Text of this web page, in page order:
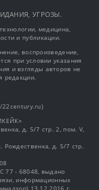
УГРОЗЫ.
медицина,
и публикации.
воспроизведение,
при условии указания
и взгляды авторов не
редакции.
22century.ru)
д. 5/7 стр. 2, пом. V,
Рождественка, д. 5/7 стр.
77 - 68048, выдано
информационных
13.12.2016 г.